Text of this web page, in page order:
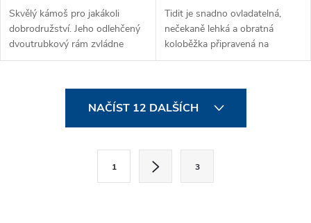
Skvělý kámoš pro jakákoli
dobrodružství. Jeho odlehčený
dvoutrubkový rám zvládne
ztížené jízdní podmínky a
pro nespoutané jezdce. Wzoom
Tidit je snadno ovladatelná,
nečekaně lehká a obratná
koloběžka připravená na
ostřejší styl jízdy i drsnější
dvoutrubkový pevný rám s
nízko...
NAČÍST 12 DALŠÍCH
1 3